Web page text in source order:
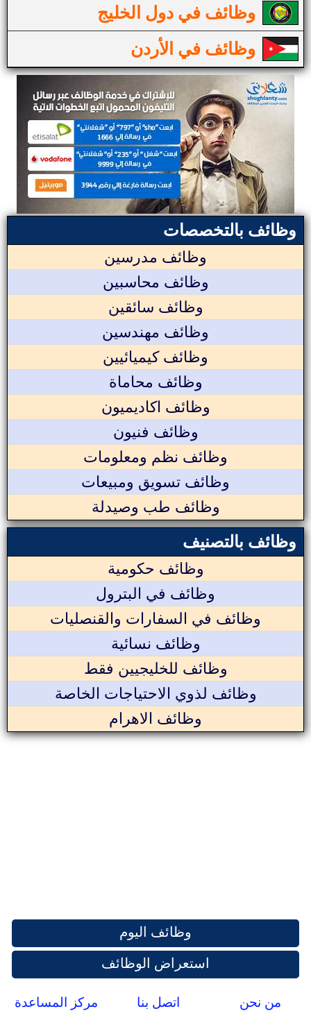
وظائف في دول الخليج
وظائف في الأردن
وظائف بالتخصصات
وظائف مدرسين
وظائف محاسبين
وظائف سائقين
وظائف مهندسين
وظائف كيميائيين
وظائف محاماة
وظائف اكاديميون
وظائف فنيون
وظائف نظم ومعلومات
وظائف تسويق ومبيعات
وظائف طب وصيدلة
وظائف بالتصنيف
وظائف حكومية
وظائف في البترول
وظائف في السفارات والقنصليات
وظائف نسائية
وظائف للخليجيين فقط
وظائف لذوي الاحتياجات الخاصة
وظائف الاهرام
وظائف اليوم
استعراض الوظائف
من نحن اتصل بنا مركز المساعدة